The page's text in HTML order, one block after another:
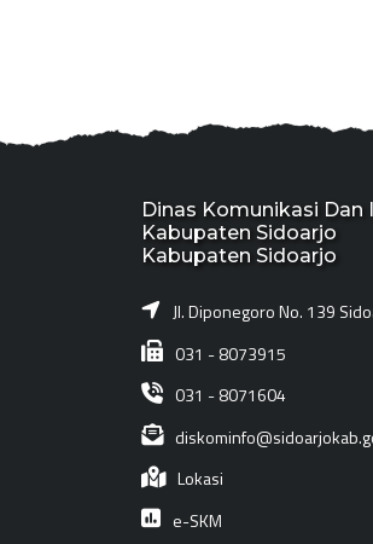
Dinas Komunikasi
Kabupaten Sidoarjo
Kabupaten Sidoarjo
Jl. Diponegoro No. 139
031 - 8073915
031 - 8071604
Lokasi
e-SKM